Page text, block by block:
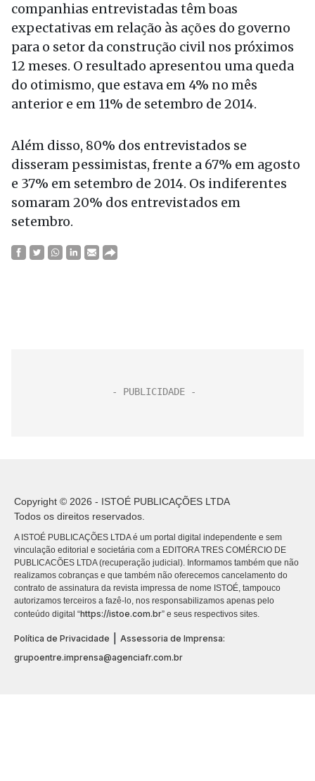
companhias entrevistadas têm boas
expectativas em relação às ações do governo
para o setor da construção civil nos próximos
12 meses. O resultado apresentou uma queda
do otimismo, que estava em 4% no mês
anterior e em 11% de setembro de 2014.
Além disso, 80% dos entrevistados se
disseram pessimistas, frente a 67% em agosto
e 37% em setembro de 2014. Os indiferentes
somaram 20% dos entrevistados em
setembro.
Copyright © 2026 - ISTOÉ PUBLICAÇÕES LTDA
Todos os direitos reservados.
A ISTOÉ PUBLICAÇÕES LTDA é um portal digital independente e sem
vinculação editorial e societária com a EDITORA TRES COMÉRCIO DE
PUBLICACÕES LTDA (recuperação judicial). Informamos também que não
realizamos cobranças e que também não oferecemos cancelamento do
contrato de assinatura da revista impressa de nome ISTOÉ, tampouco
autorizamos terceiros a fazê-lo, nos responsabilizamos apenas pelo
conteúdo digital “https://istoe.com.br” e seus respectivos sites.
Política de Privacidade
Assessoria de Imprensa:
grupoentre.imprensa@agenciafr.com.br